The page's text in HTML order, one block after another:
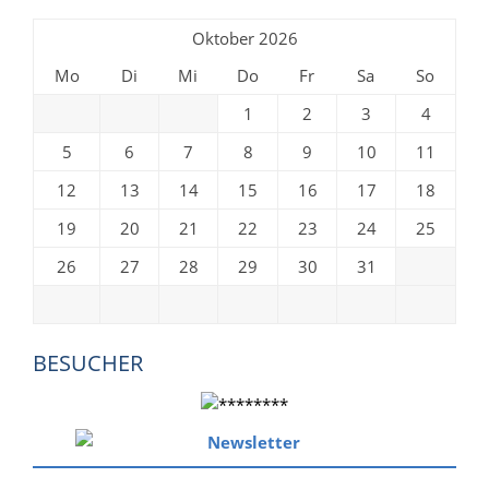
Oktober 2026
Mo
Di Mi Do Fr Sa
So
1
2 3
4
5
6 7 8 9 10
11
12
13 14 15 16 17
18
19
20 21 22 23 24
25
26
27 28 29 30 31
BESUCHER